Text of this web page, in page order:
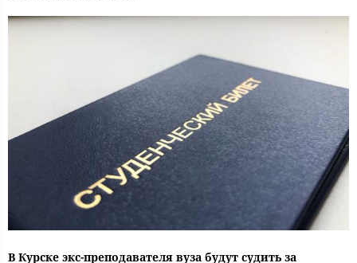
В Курске экс-преподавателя вуза будут судить за